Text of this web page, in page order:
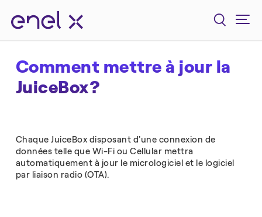
Comment mettre à jour la
JuiceBox?
Chaque JuiceBox disposant d'une connexion de
données telle que Wi-Fi ou Cellular mettra
automatiquement à jour le micrologiciel et le logiciel
par liaison radio (OTA).